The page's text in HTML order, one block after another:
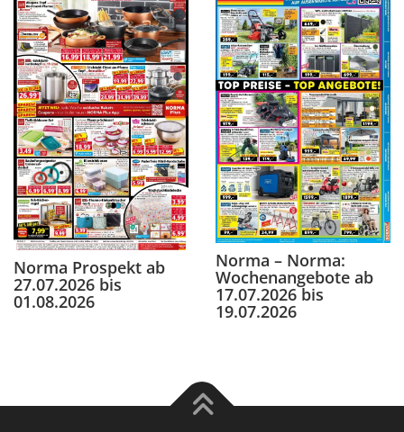
Norma Prospekt ab
27.07.2026 bis
01.08.2026
Norma – Norma:
Wochenangebote ab
17.07.2026 bis
19.07.2026